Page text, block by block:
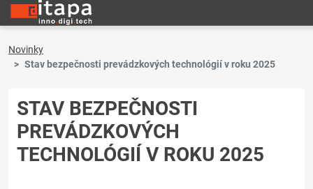
Novinky
Stav bezpečnosti prevádzkových technológií v roku 2025
STAV BEZPEČNOSTI
PREVÁDZKOVÝCH
TECHNOLÓGIÍ V ROKU 2025